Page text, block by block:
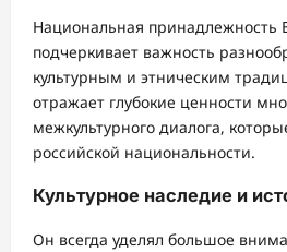
Национальная принадлежность
подчеркивает важность
культурным и этническим
отражает глубокие ценности
межкультурного диалога,
российской национальности.
Культурное наследие и
Он всегда уделял большое